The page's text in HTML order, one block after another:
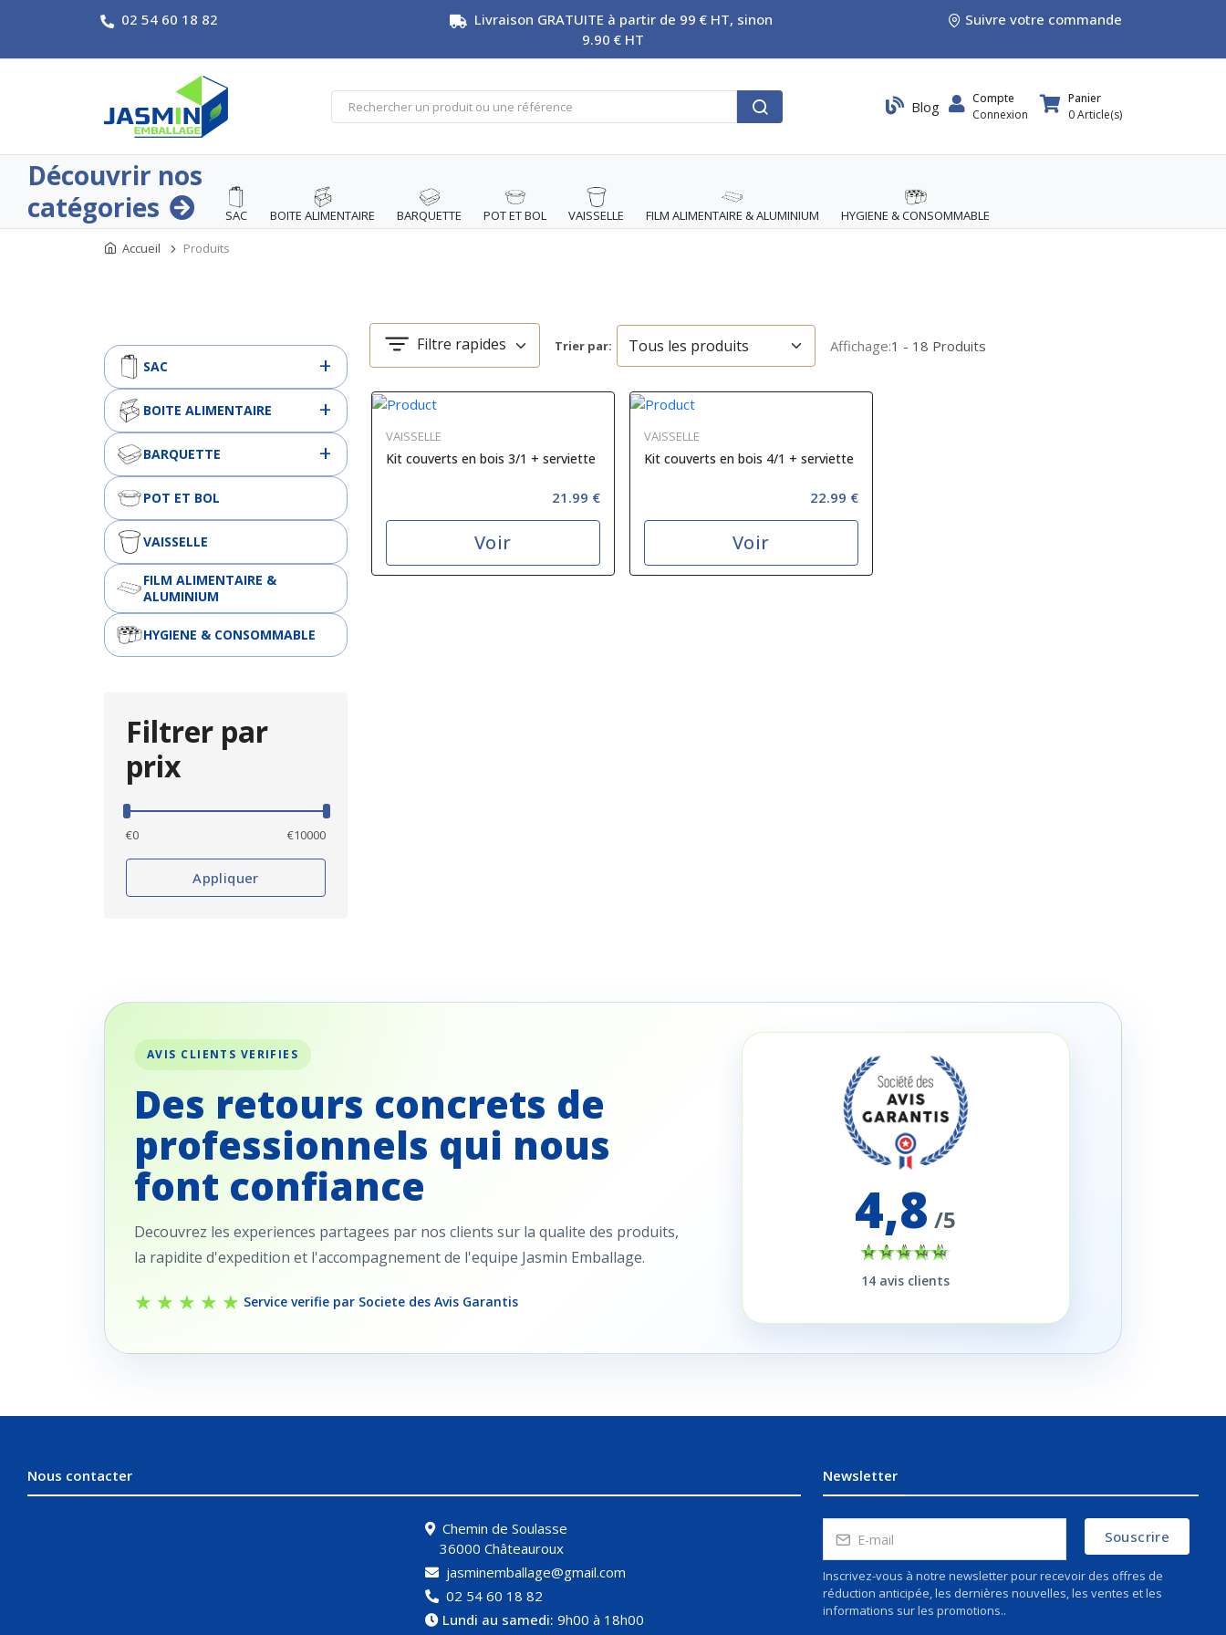
02 54 60 18 82
Livraison GRATUITE à partir de 99 € HT, sinon
9.90 € HT
Suivre votre commande
Blog
Compte
Connexion
Panier
0Article(s)
Découvrir nos
catégories
SAC BOITE ALIMENTAIRE BARQUETTE POT ET BOL VAISSELLE FILM ALIMENTAIRE & ALUMINIUM
HYGIENE & CONSOMMABLE
Accueil
Produits
Filtre rapides Trier par: Affichage:1 - 18 Produits
VAISSELLE
Kit couverts en bois 3/1 + serviette
21.99 €
Voir
VAISSELLE
Kit couverts en bois 4/1 + serviette
22.99 €
Voir
SAC
BOITE ALIMENTAIRE
BARQUETTE
POT ET BOL
VAISSELLE
FILM ALIMENTAIRE &
ALUMINIUM
HYGIENE & CONSOMMABLE
Filtrer par
prix
€0 €10000
Appliquer
AVIS CLIENTS VERIFIES
Des retours concrets de
professionnels qui nous
font confiance
Decouvrez les experiences partagees par nos clients sur la qualite des produits,
la rapidite d'expedition et l'accompagnement de l'equipe Jasmin Emballage.
★★★★★ Service verifie par Societe des Avis Garantis
4,8 /5
14 avis clients
Nous contacter
Chemin de Soulasse
36000 Châteauroux
jasminemballage@gmail.com
02 54 60 18 82
Lundi au samedi: 9h00 à 18h00
Newsletter
Souscrire
Inscrivez-vous à notre newsletter pour recevoir des offres de
réduction anticipée, les dernières nouvelles, les ventes et les
informations sur les promotions..